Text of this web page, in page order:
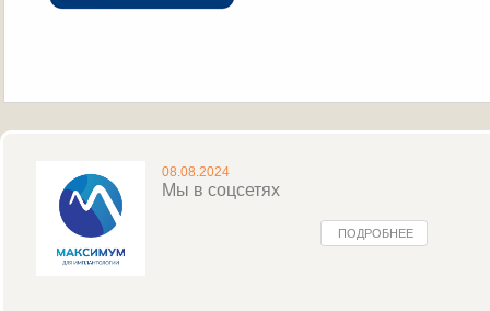
08.08.2024
Мы в соцсетях
ПОДРОБНЕЕ